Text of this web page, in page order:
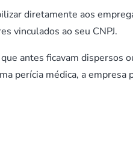
diretamente aos
vinculados ao seu CNPJ.
antes ficavam dispersos
perícia médica, a empresa